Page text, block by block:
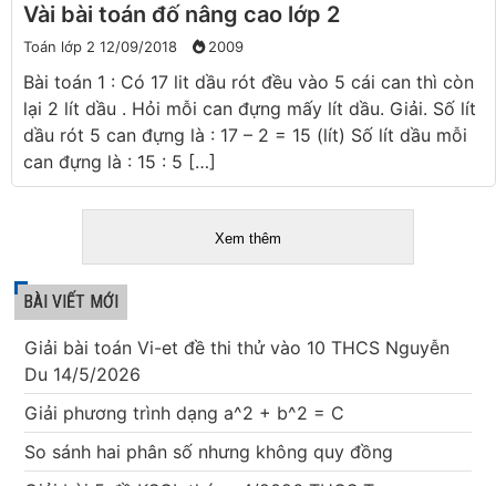
Vài bài toán đố nâng cao lớp 2
Toán lớp 2 12/09/2018 2009
Bài toán 1 : Có 17 lit dầu rót đều vào 5 cái can thì còn
lại 2 lít dầu . Hỏi mỗi can đựng mấy lít dầu. Giải. Số lít
dầu rót 5 can đựng là : 17 – 2 = 15 (lít) Số lít dầu mỗi
can đựng là : 15 : 5 […]
Xem thêm
BÀI VIẾT MỚI
Giải bài toán Vi-et đề thi thử vào 10 THCS Nguyễn
Du 14/5/2026
Giải phương trình dạng a^2 + b^2 = C
So sánh hai phân số nhưng không quy đồng